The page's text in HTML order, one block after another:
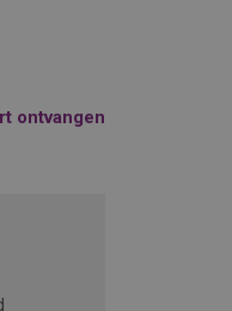
ontvangen